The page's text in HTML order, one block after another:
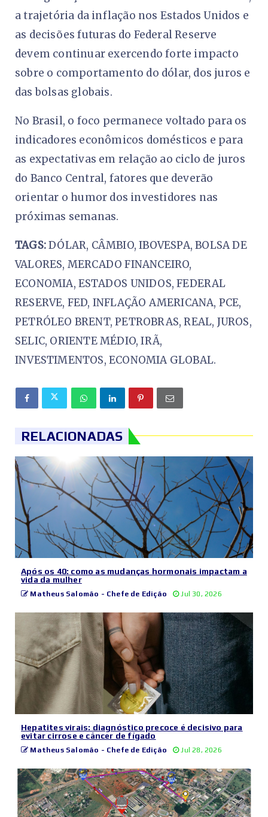
a trajetória da inflação nos Estados Unidos e
as decisões futuras do Federal Reserve
devem continuar exercendo forte impacto
sobre o comportamento do dólar, dos juros e
das bolsas globais.
No Brasil, o foco permanece voltado para os
indicadores econômicos domésticos e para
as expectativas em relação ao ciclo de juros
do Banco Central, fatores que deverão
orientar o humor dos investidores nas
próximas semanas.
TAGS:DÓLAR, CÂMBIO, IBOVESPA, BOLSA DE
VALORES, MERCADO FINANCEIRO,
ECONOMIA, ESTADOS UNIDOS, FEDERAL
RESERVE, FED, INFLAÇÃO AMERICANA, PCE,
PETRÓLEO BRENT, PETROBRAS, REAL, JUROS,
SELIC, ORIENTE MÉDIO, IRÃ,
INVESTIMENTOS, ECONOMIA GLOBAL.
RELACIONADAS
Após os 40: como as mudanças hormonais impactam a
vida da mulher
Matheus Salomão - Chefe de Edição Jul 30, 2026
Hepatites virais: diagnóstico precoce é decisivo para
evitar cirrose e câncer de fígado
Matheus Salomão - Chefe de Edição Jul 28, 2026